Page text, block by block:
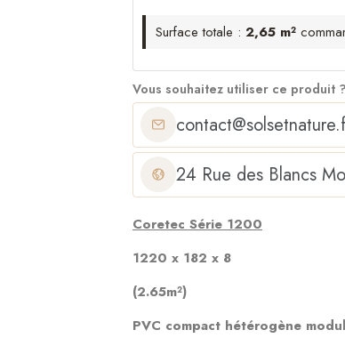
Surface totale : 2,65 m²
Vous souhaitez utiliser ce produit
24 Rue des Blancs
Coretec Série 1200
1220 x 182 x 8
(2.65m²)
PVC compact hétérogène